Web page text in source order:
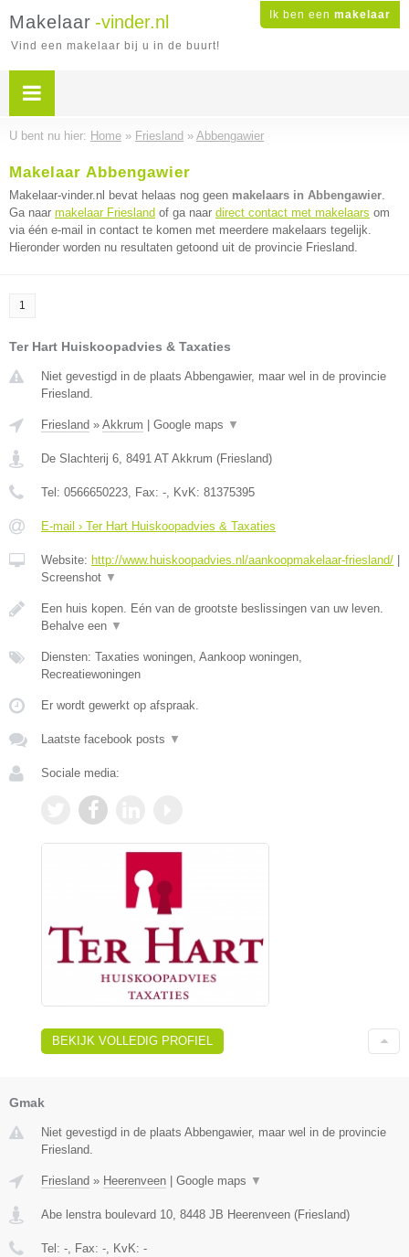
Ik ben een makelaar
Makelaar -vinder.nl
Vind een makelaar bij u in de buurt!
U bent nu hier: Home » Friesland » Abbengawier
Makelaar Abbengawier
Makelaar-vinder.nl bevat helaas nog geen makelaars in Abbengawier.
Ga naar makelaar Friesland of ga naar direct contact met makelaars om
via één e-mail in contact te komen met meerdere makelaars tegelijk.
Hieronder worden nu resultaten getoond uit de provincie Friesland.
1
Ter Hart Huiskoopadvies & Taxaties
Niet gevestigd in de plaats Abbengawier, maar wel in de provincie
Friesland.
Friesland » Akkrum Google maps ▼
De Slachterij 6, 8491 AT Akkrum (Friesland)
Tel: 0566650223, Fax: -, KvK: 81375395
E-mail › Ter Hart Huiskoopadvies & Taxaties
Website: http://www.huiskoopadvies.nl/aankoopmakelaar-friesland/
Screenshot ▼
Een huis kopen. Eén van de grootste beslissingen van uw leven.
Behalve een ▼
Diensten: Taxaties woningen, Aankoop woningen,
Recreatiewoningen
Er wordt gewerkt op afspraak.
Laatste facebook posts ▼
Sociale media:
BEKIJK VOLLEDIG PROFIEL
Gmak
Niet gevestigd in de plaats Abbengawier, maar wel in de provincie
Friesland.
Friesland » Heerenveen | Google maps ▼
Abe lenstra boulevard 10 8448 JB Heerenveen (Friesland)
Tel: - , Fax: - , KvK: -